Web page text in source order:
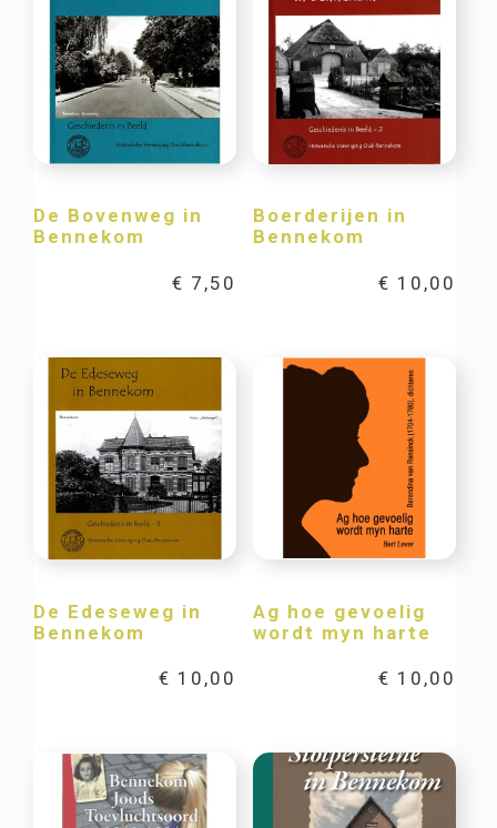
De Bovenweg in
Bennekom
€ 7,50
Boerderijen in
Bennekom
€ 10,00
De Edeseweg in
Bennekom
€ 10,00
Ag hoe gevoelig
wordt myn harte
€ 10,00